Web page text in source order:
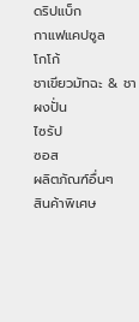
ดริปแบ็ก
กาแฟแคปซูล
โกโก้
ชาเขียวมัทฉะ & ชา
ผงปั่น
ไซรัป
ซอส
ผลิตภัณฑ์อื่นๆ
สินค้าพิเศษ